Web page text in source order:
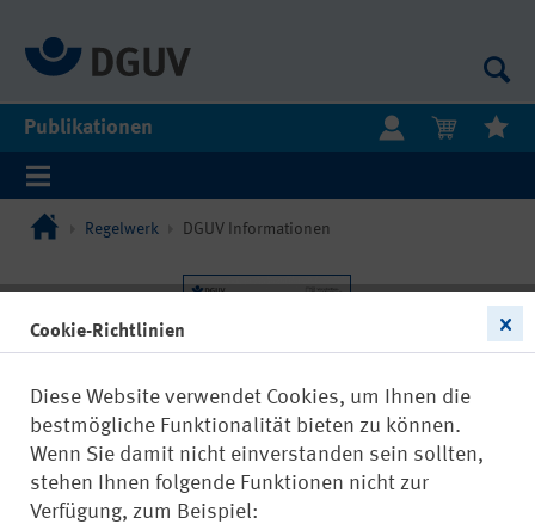
Publikationen
Regelwerk DGUV Informationen
Cookie-Richtlinien
Diese Website verwendet Cookies, um Ihnen die
bestmögliche Funktionalität bieten zu können.
Wenn Sie damit nicht einverstanden sein sollten,
stehen Ihnen folgende Funktionen nicht zur
Verfügung, zum Beispiel: